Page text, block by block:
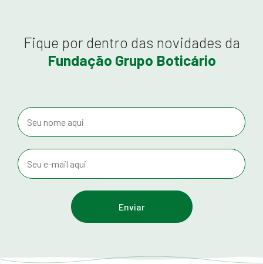
Fique por dentro das novidades da
Fundação Grupo Boticário